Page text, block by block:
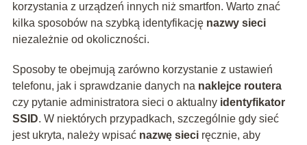
korzystania z urządzeń innych niż smartfon. Warto znać
kilka sposobów na szybką identyfikację nazwy sieci
niezależnie od okoliczności.
Sposoby te obejmują zarówno korzystanie z ustawień
telefonu, jak i sprawdzanie danych na naklejce routera
czy pytanie administratora sieci o aktualny identyfikator
SSID. W niektórych przypadkach, szczególnie gdy sieć
jest ukryta, należy wpisać nazwę sieciręcznie, aby